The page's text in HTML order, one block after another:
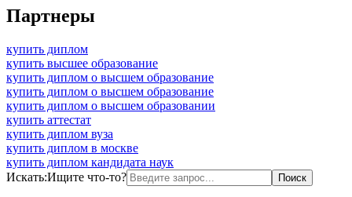
Партнеры
купить диплом
купить высшее образование
купить диплом о высшем образование
купить диплом о высшем образование
купить диплом о высшем образовании
купить аттестат
купить диплом вуза
купить диплом в москве
купить диплом кандидата наук
Искать:Ищите что-то?